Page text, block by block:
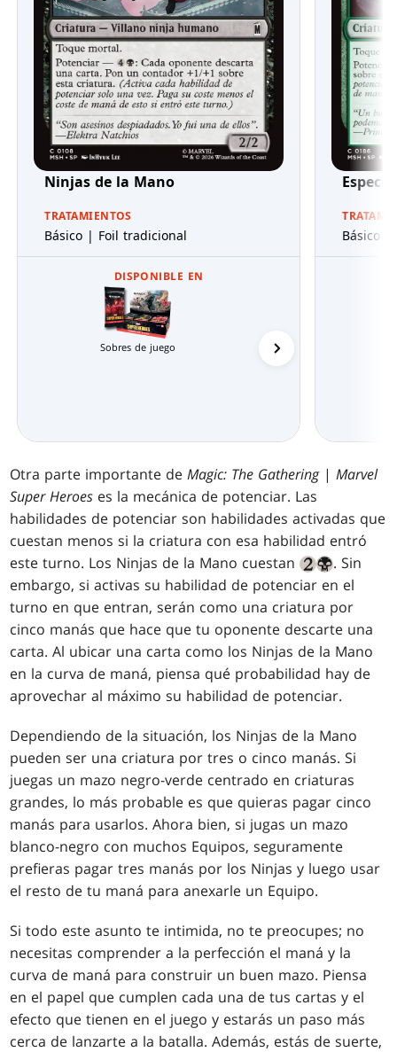
Ninjas de la Mano
TRATAMIENTOS
Básico | Foil tradicional
DISPONIBLE EN
Sobres de juego
Básico |
Otra parte importante deMagic: The Gathering|Marvel
Super Heroes es la mecánica de potenciar. Las
habilidades de potenciar son habilidades activadas que
cuestan menos si la criatura con esa habilidad entró
este turno. Los Ninjas de la Mano cuestan
. Sin
embargo, si activas su habilidad de potenciar en el
turno en que entran, serán como una criatura por
cinco manás que hace que tu oponente descarte una
carta. Al ubicar una carta como los Ninjas de la Mano
en la curva de maná, piensa qué probabilidad hay de
aprovechar al máximo su habilidad de potenciar.
Dependiendo de la situación, los Ninjas de la Mano
pueden ser una criatura por tres o cinco manás. Si
juegas un mazo negro-verde centrado en criaturas
grandes, lo más probable es que quieras pagar cinco
manás para usarlos. Ahora bien, si jugas un mazo
blanco-negro con muchos Equipos, seguramente
prefieras pagar tres manás por los Ninjas y luego usar
el resto de tu maná para anexarle un Equipo.
Si todo este asunto te intimida, no te preocupes; no
necesitas comprender a la perfección el maná y la
curva de maná para construir un buen mazo. Piensa
en el papel que cumplen cada una de tus cartas y el
efecto que tienen en el juego y estarás un paso más
cerca de lanzarte a la batalla. Además, estás de suerte,